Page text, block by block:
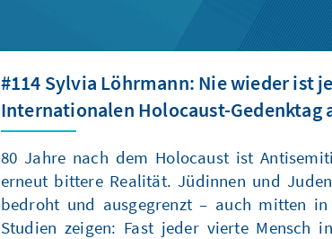
#114 Sylvia Löhrmann: Nie wieder ist
Internationalen Holocaust-Gedenktag
80 Jahre nach dem Holocaust ist
erneut bittere Realität. Jüdinnen und
bedroht und ausgegrenzt – auch mitten in
Studien zeigen: Fast jeder vierte Mensch